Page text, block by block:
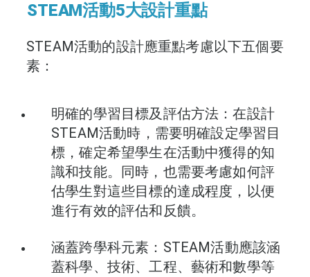
STEAM活動5大設計重點
STEAM活動的設計應重點考慮以下五個要
素：
明確的學習目標及評估方法：在設計
STEAM活動時，需要明確設定學習目
標，確定希望學生在活動中獲得的知
識和技能。同時，也需要考慮如何評
估學生對這些目標的達成程度，以便
進行有效的評估和反饋。
涵蓋跨學科元素：STEAM活動應該涵
蓋科學、技術、工程、藝術和數學等